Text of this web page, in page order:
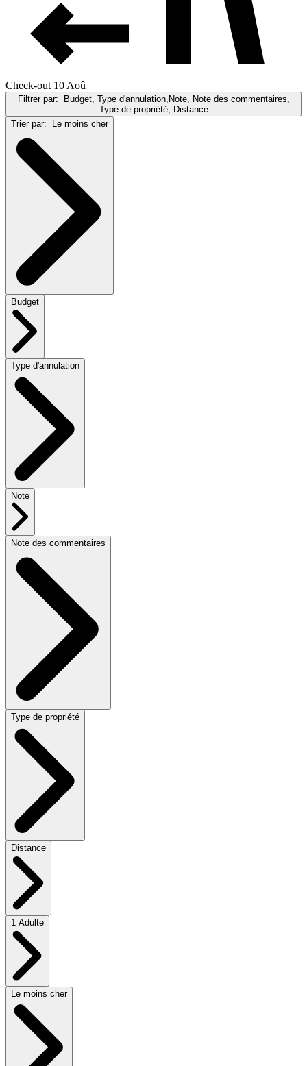
Check-out 10 Aoû
Filtrer par: Budget, Type d'annulation,Note, Note des commentaires,
Type de propriété, Distance
Trier par: Le moins cher
Budget
Type d'annulation
Note
Note des commentaires
Type de propriété
Distance
1 Adulte
Le moins cher